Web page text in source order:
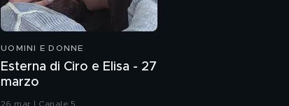
UOMINI E DONNE
Esterna di Ciro e Elisa - 27
marzo
26 mar | Canale 5